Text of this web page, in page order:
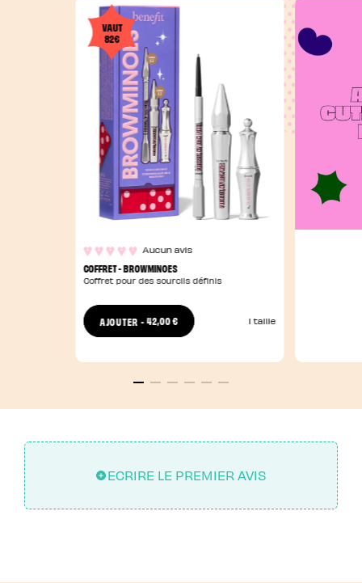
VAUT
82€
Aucun avis
COFFRET - BROWMINOES
Coffret pour des sourcils définis
AJOUTER -42,00 € 1 taille
ECRIRE LE PREMIER AVIS